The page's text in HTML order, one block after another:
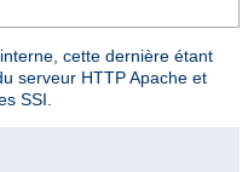
cette dernière étant
serveur HTTP Apache et
SSI.